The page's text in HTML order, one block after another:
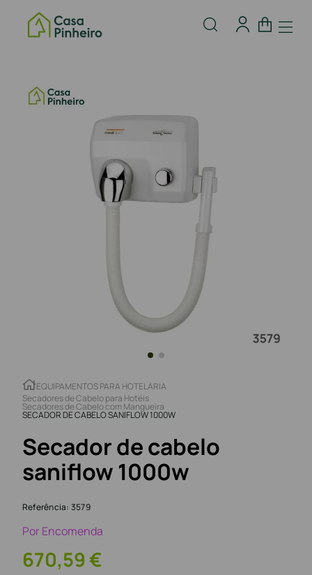
EQUIPAMENTOS PARA HOTELARIA
Secadores de Cabelo para Hotéis
Secadores de Cabelo com Mangueira
SECADOR DE CABELO SANIFLOW 1000W
Secador de cabelo
saniflow 1000w
Referência: 3579
Por Encomenda
670,59€